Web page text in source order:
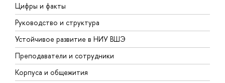
Цифры и факты
Руководство и структура
Устойчивое развитие в НИУ ВШЭ
Преподаватели и сотрудники
Корпуса и общежития